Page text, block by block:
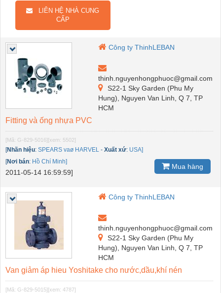
LIÊN HỆ NHÀ CUNG
CẤP
Công ty ThinhLEBAN
thinh.nguyenhongphuoc@gmail.com
S22-1 Sky Garden (Phu My
Hung), Nguyen Van Linh, Q 7, TP
HCM
Fitting và ống nhựa PVC
[Mã: G-829-5016][xem: 5502]
[Nhãn hiệu: SPEARS vaø HARVEL - Xuất xứ: USA]
[Nơi bán: Hồ Chí Minh]
2011-05-14 16:59:59]
Mua hàng
Công ty ThinhLEBAN
thinh.nguyenhongphuoc@gmail.com
S22-1 Sky Garden (Phu My
Hung), Nguyen Van Linh, Q 7, TP
HCM
Van giảm áp hieu Yoshitake cho nước,dầu,khí nén
[Mã: G-829-5015][xem: 4787]